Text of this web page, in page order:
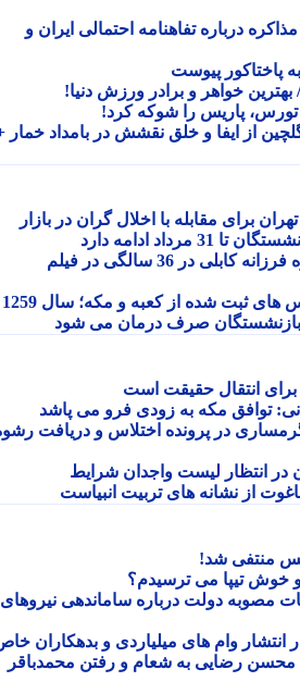
درباره تفاهنامه احتمالی ایران و
پیوست
خواهر و برادر ورزش دنیا!
پاریس را شوکه کرد!
از ایفا و خلق نقشش در بامداد خمار +
مقابله با اخلال گران در بازار
ادامه دارد
عکس| سفر زمان؛ چهره فرزانه کابلی در 36 سالگی در فیلم
شده از کعبه و مکه؛ سال 1259
انتقال حقیقت است
مکه به زودی فرو می پاشد
گرمساری در پرونده اختلاس و دریافت رشوه
لیست واجدان شرایط
از نشانه های تربیت انبیاست
شد!
تیپا می ترسیدم؟
دولت درباره ساماندهی نیروهای
وام های میلیاردی و بدهکاران خاص
رضایی به شعام و رفتن محمدباقر